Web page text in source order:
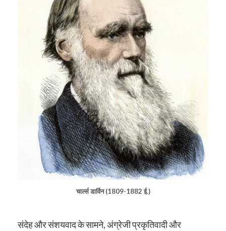
चार्ल्स डार्विन (1809-1882 ई.)
संदेह और संशयवाद के सामने, अंग्रेजी प्रकृतिवादी और